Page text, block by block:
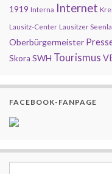
1919 Interna Internet
Lausitz-Center Lausitzer
Oberbürgermeister
Skora SWH Tourismus
FACEBOOK-FANPAGE